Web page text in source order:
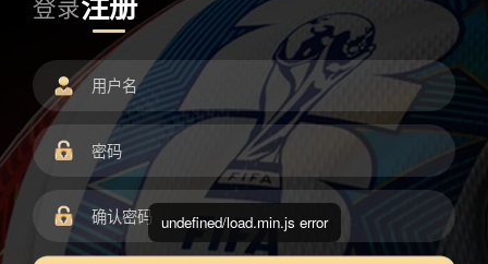
undefined/load.min.js error